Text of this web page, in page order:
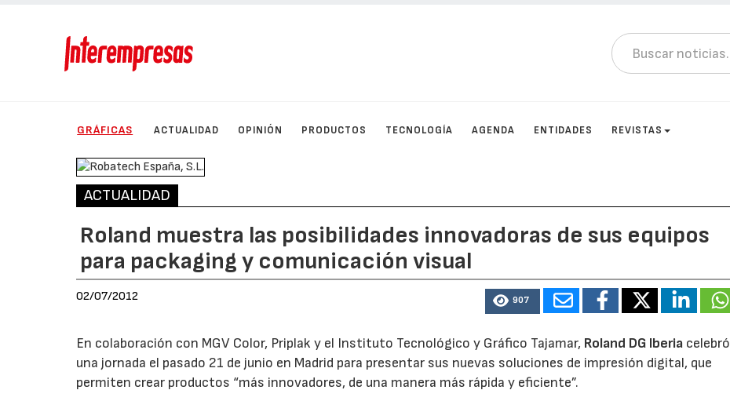
GRÁFICAS ACTUALIDAD OPINIÓN PRODUCTOS TECNOLOGÍA AGENDA ENTIDADES REVISTAS
ACTUALIDAD
Roland muestra las posibilidades innovadoras de sus equipos
para packaging y comunicación visual
02/07/2012 907
En colaboración con MGV Color, Priplak y el Instituto Tecnológico y Gráfico Tajamar, Roland DG Iberia celebró
una jornada el pasado 21 de junio en Madrid para presentar sus nuevas soluciones de impresión digital, que
permiten crear productos “más innovadores, de una manera más rápida y eficiente”.